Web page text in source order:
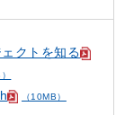
クトを知る
（10MB）